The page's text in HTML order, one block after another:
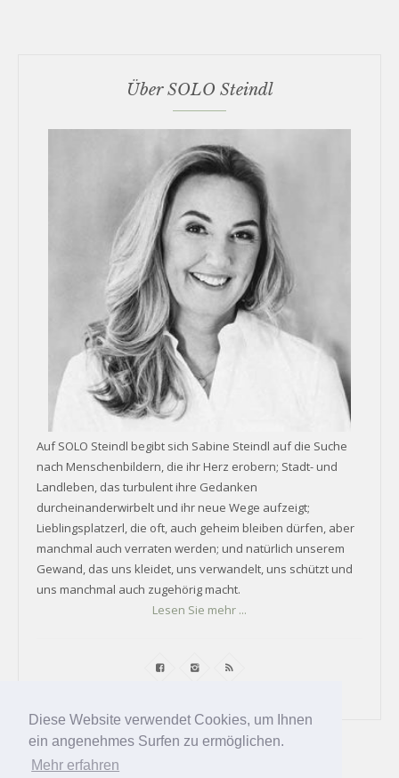
Diese Website verwendet Cookies, um Ihnen
ein angenehmes Surfen zu ermöglichen.
Mehr erfahren
Über SOLO Steindl
Auf SOLO Steindl begibt sich Sabine Steindl auf die Suche
nach Menschenbildern, die ihr Herz erobern; Stadt- und
Landleben, das turbulent ihre Gedanken
durcheinanderwirbelt und ihr neue Wege aufzeigt;
Lieblingsplatzerl, die oft, auch geheim bleiben dürfen, aber
manchmal auch verraten werden; und natürlich unserem
Gewand, das uns kleidet, uns verwandelt, uns schützt und
uns manchmal auch zugehörig macht.
Lesen Sie mehr ...